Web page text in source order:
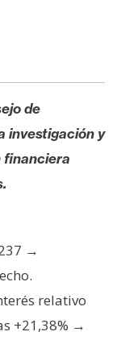
de
investigación y
financiera
→
relativo
+21,38% →